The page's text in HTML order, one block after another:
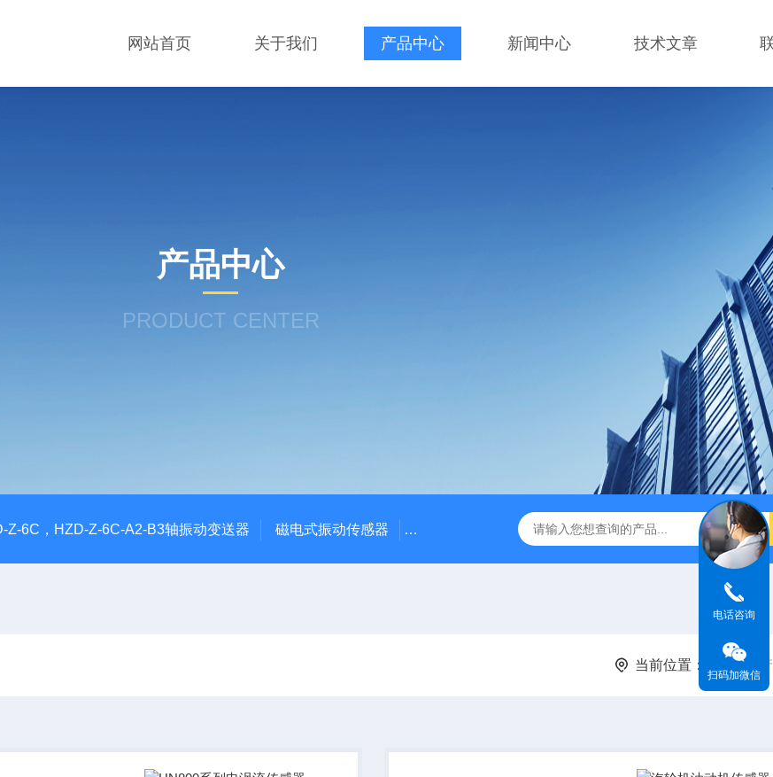
网站首页 关于我们 产品中心 新闻中心 技术文章
产品中心
PRODUCT CENTER
Z-6C，HZD-Z-6C-A2-B3轴振动变送器 磁电式振动传感器 NE3100电涡流位移传感器 三轴振动传感器 加速度
当前位置：
电话咨询
扫码加微信